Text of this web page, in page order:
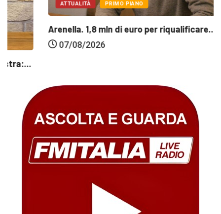
ATTUALITÀ PRIMO PIANO
Arenella. 1,8 mln di euro per riqualificare...
07/08/2026